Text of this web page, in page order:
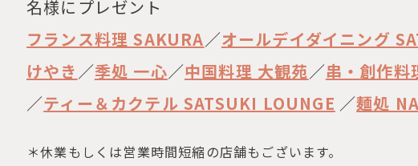
名様にプレゼント
フランス料理 SAKURA／オールデイダイニング
けやき ／季処 一心／中国料理 大観苑／串・創作料
／ティー＆カクテル SATSUKI LOUNGE ／麺処
＊休業もしくは営業時間短縮の店舗もございます。